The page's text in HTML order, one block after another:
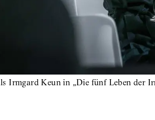
Irmgard Keun in „Die fünf Leben der